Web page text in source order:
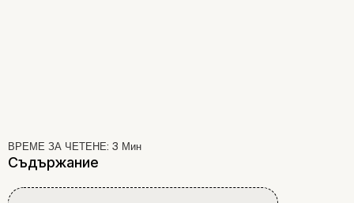
ВРЕМЕ ЗА ЧЕТЕНЕ: 3 Мин
Съдържание